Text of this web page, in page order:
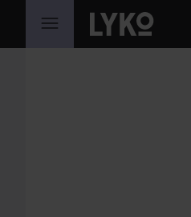
HOPPA TILL INNEHÅLLET